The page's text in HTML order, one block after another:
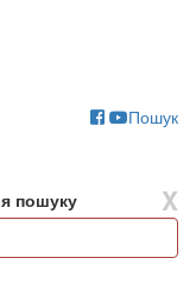
Пошук
X
пошуку